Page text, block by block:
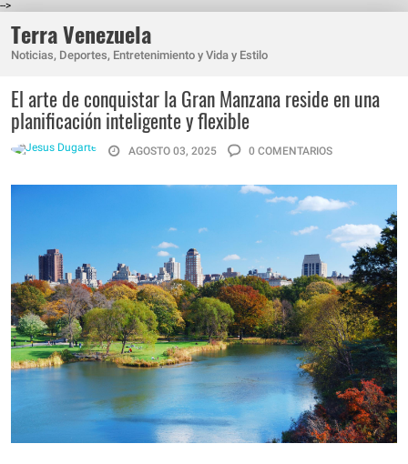
-->
Terra Venezuela
Noticias, Deportes, Entretenimiento y Vida y Estilo
El arte de conquistar la Gran Manzana reside en una
planificación inteligente y flexible
AGOSTO 03, 2025 0 COMENTARIOS